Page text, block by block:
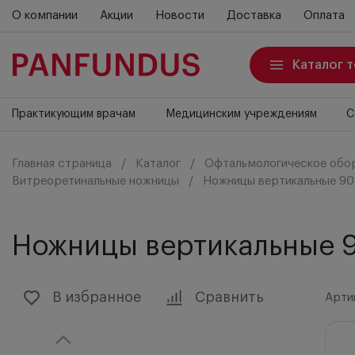
О компании Акции Новости Доставка Оплата
Каталог
Практикующим врачам Медицинским учреждениям
Главная страница Каталог
Офтальмологическое
Витреоретинальные ножницы
Ножницы вертикальные
Ножницы вертикальные
В избранное Сравнить